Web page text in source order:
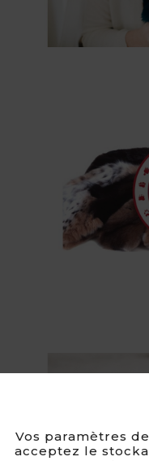
Vos paramètres
acceptez le